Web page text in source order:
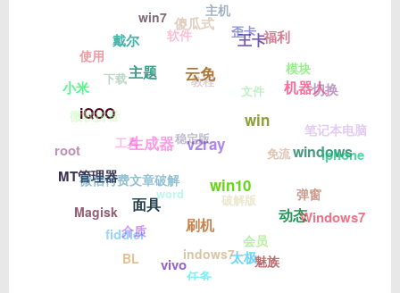
v2ray
生成器
面具
刷机
win10
win
云免
主题
iQOO
MT管理器
fiddler
vivo
太极
动态
windows
机器人
王卡
傻瓜式
戴尔
小米
root
Magisk
BL
任务
魅族
Windows7
iphone
切换
福利
主机
win7
使用
微软拼音
微信付费文章破解
介质
indows7
会员
弹窗
笔记本电脑
模块
歪卡
软件
下载
工具
word 破解版
免流
文件
教程
稳定版